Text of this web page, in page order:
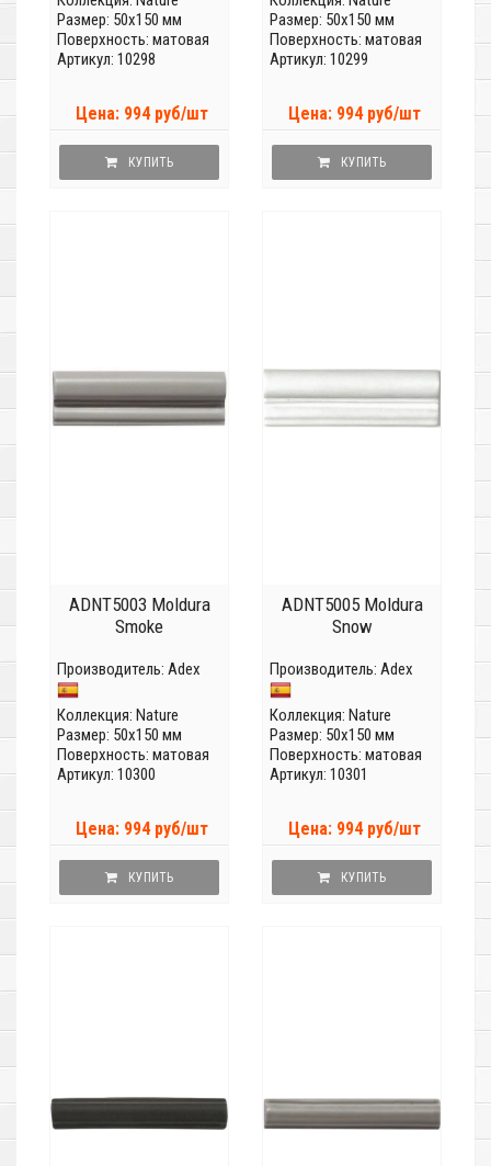
Размер: 50x150 мм
Поверхность: матовая
Артикул: 10298
Цена: 994 руб/шт
КУПИТЬ
Размер: 50x150 мм
Поверхность: матовая
Артикул: 10299
Цена: 994 руб/шт
КУПИТЬ
ADNT5003 Moldura
Smoke
Производитель: Adex
Коллекция: Nature
Размер: 50x150 мм
Поверхность: матовая
Артикул: 10300
Цена: 994 руб/шт
КУПИТЬ
ADNT5005 Moldura
Snow
Производитель: Adex
Коллекция: Nature
Размер: 50x150 мм
Поверхность: матовая
Артикул: 10301
Цена: 994 руб/шт
КУПИТЬ